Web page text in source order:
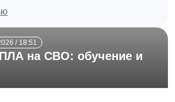
/ 18:51
на СВО: обучение и